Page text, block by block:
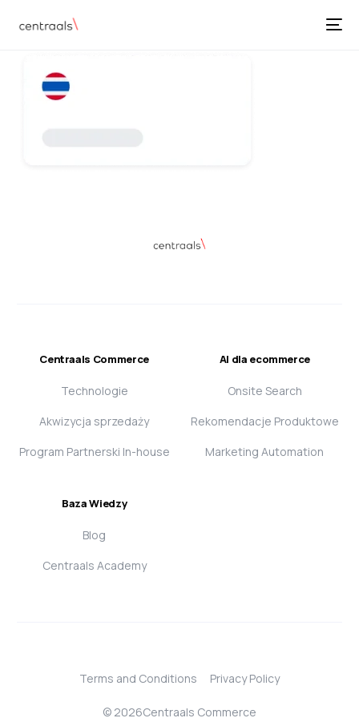
Centraals Commerce
Technologie
Akwizycja sprzedaży
Program Partnerski In-house
AI dla ecommerce
Onsite Search
Rekomendacje Produktowe
Marketing Automation
Baza Wiedzy
Blog
Centraals Academy
© 2026Centraals Commerce
Terms and Conditions Privacy Policy
Login